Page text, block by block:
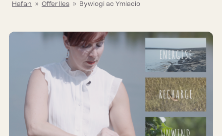
Hafan » Offer lles » Bywiogi ac Ymlacio